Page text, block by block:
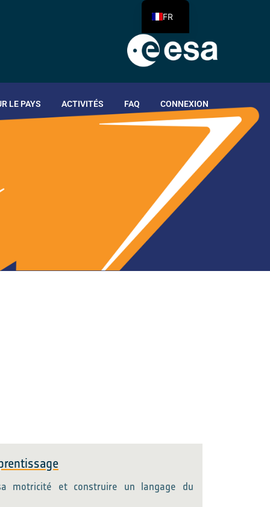
LE PAYS ACTIVITÉS FAQ CONNEXION
motricité et construire un langage du
FR